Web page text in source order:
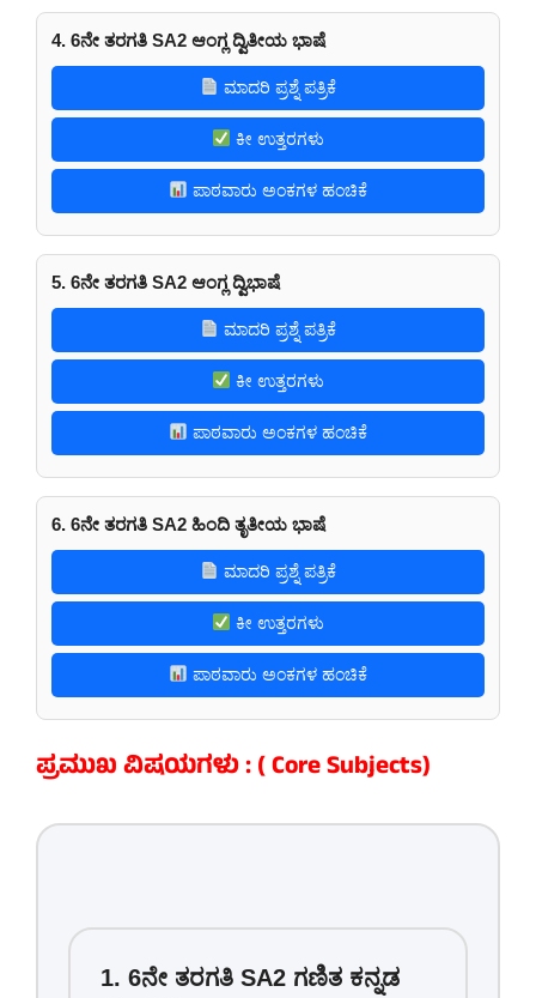
4. 6ನೇ ತರಗತಿ SA2 ಆಂಗ್ಲ ದ್ವಿತೀಯ ಭಾಷೆ
ಮಾದರಿ ಪ್ರಶ್ನೆ ಪತ್ರಿಕೆ
ಕೀ ಉತ್ತರಗಳು
ಪಾಠವಾರು ಅಂಕಗಳ ಹಂಚಿಕೆ
5. 6ನೇ ತರಗತಿ SA2 ಆಂಗ್ಲ ದ್ವಿಭಾಷೆ
ಮಾದರಿ ಪ್ರಶ್ನೆ ಪತ್ರಿಕೆ
ಕೀ ಉತ್ತರಗಳು
ಪಾಠವಾರು ಅಂಕಗಳ ಹಂಚಿಕೆ
6. 6ನೇ ತರಗತಿ SA2 ಹಿಂದಿ ತೃತೀಯ ಭಾಷೆ
ಮಾದರಿ ಪ್ರಶ್ನೆ ಪತ್ರಿಕೆ
ಕೀ ಉತ್ತರಗಳು
ಪಾಠವಾರು ಅಂಕಗಳ ಹಂಚಿಕೆ
ಪ್ರಮುಖ ವಿಷಯಗಳು : ( Core Subjects)
1. 6ನೇ ತರಗತಿ SA2 ಗಣಿತ ಕನ್ನಡ